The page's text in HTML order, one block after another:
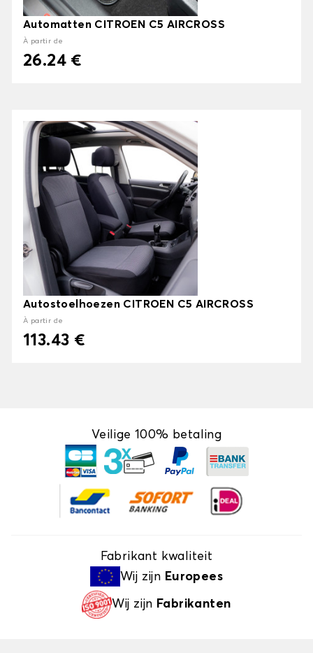
Automatten CITROEN C5 AIRCROSS
À partir de
26.24 €
Autostoelhoezen CITROEN C5 AIRCROSS
À partir de
113.43 €
Veilige 100% betaling
Fabrikant kwaliteit
Wij zijn Europees
Wij zijn Fabrikanten